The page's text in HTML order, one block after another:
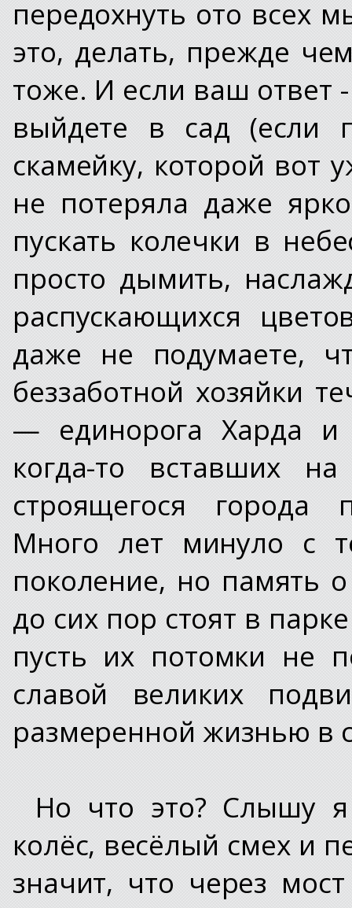
передохнуть ото всех
это, делать, прежде
тоже. И если ваш ответ
выйдете в сад (если
скамейку, которой вот
не потеряла даже
пускать колечки в
просто дымить,
распускающихся
даже не подумаете,
беззаботной хозяйки
— единорога Харда
когда-то вставших
строящегося города
Много лет минуло с
поколение, но память
до сих пор стоят в
пусть их потомки не
славой великих
размеренной жизнью в
Но что это? Слышу
колёс, весёлый смех и
значит, что через